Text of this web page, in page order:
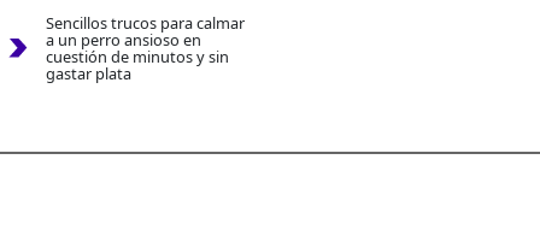
Sencillos trucos para calmar
a un perro ansioso en
cuestión de minutos y sin
gastar plata